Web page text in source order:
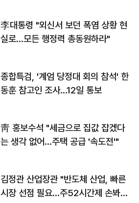
李대통령 "외신서 보던 폭염 상황 현
실로…모든 행정력 총동원하라"
종합특검, '계엄 당정대 회의 참석' 한
동훈 참고인 조사...12일 통보
靑 홍보수석 "세금으로 집값 잡겠다
는 생각 없어…주택 공급 '속도전'"
김정관 산업장관 "반도체 산업, 빠른
시장 선점 필요…주52시간제 손봐